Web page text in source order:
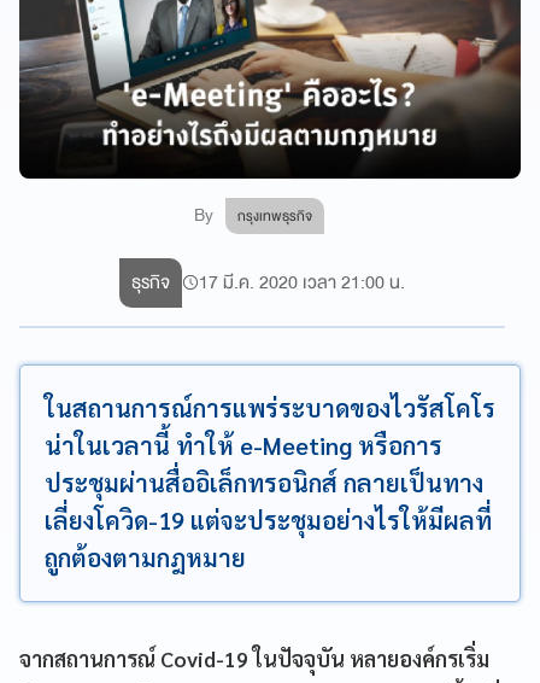
By กรุงเทพธุรกิจ
ธุรกิจ 17 มี.ค. 2020 เวลา 21:00 น.
ในสถานการณ์การแพร่ระบาดของไวรัสโคโร
น่าในเวลานี้ ทำให้ e-Meeting หรือการ
ประชุมผ่านสื่ออิเล็กทรอนิกส์ กลายเป็นทาง
เลี่ยงโควิด-19 แต่จะประชุมอย่างไรให้มีผลที่
ถูกต้องตามกฎหมาย
จากสถานการณ์ Covid-19 ในปัจจุบัน หลายองค์กรเริ่ม